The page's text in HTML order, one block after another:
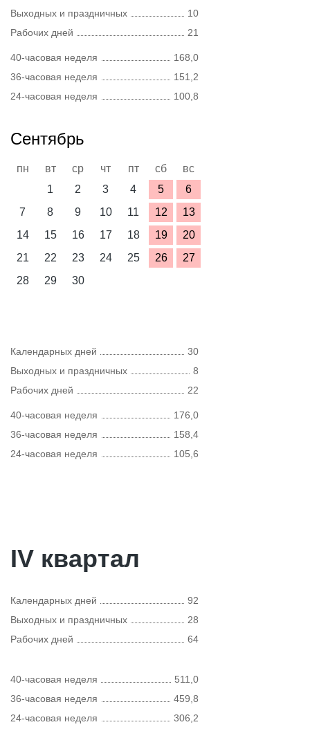
Выходных и праздничных
10
Рабочих дней
21
40-часовая неделя
168,0
36-часовая неделя
151,2
24-часовая неделя
100,8
Сентябрь
пн вт ср чт пт сб
вс
1
2 3 4 5
6
7
8 9 10 11 12
13
14
15 16 17 18 19
20
21
22 23 24 25 26
27
28
29 30
Календарных дней
30
Выходных и праздничных
8
Рабочих дней
22
40-часовая неделя
176,0
36-часовая неделя
158,4
24-часовая неделя
105,6
IV квартал
Календарных дней
92
Выходных и праздничных
28
Рабочих дней
64
40-часовая неделя
511,0
36-часовая неделя
459,8
24-часовая неделя
306,2